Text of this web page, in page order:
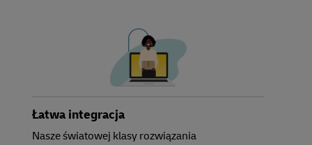
Łatwa integracja
Nasze światowej klasy rozwiązania